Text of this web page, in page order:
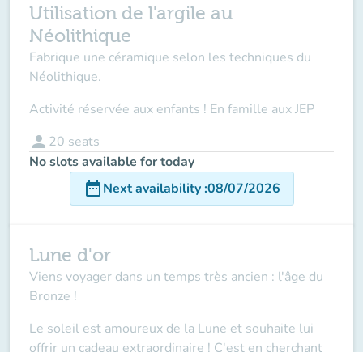
Utilisation de l'argile au
Néolithique
Fabrique une céramique selon les techniques du
Néolithique.
Activité réservée aux enfants ! En famille aux JEP
person 20 seats
No slots available for today
date_rangeNext availability:08/07/2026
Lune d'or
Viens voyager dans un temps très ancien : l'âge du
Bronze !
Le soleil est amoureux de la Lune et souhaite lui
offrir un cadeau extraordinaire ! C'est en cherchant